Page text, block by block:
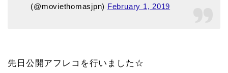
(@moviethomasjpn) February 1, 2019
先日公開アフレコを行いました☆